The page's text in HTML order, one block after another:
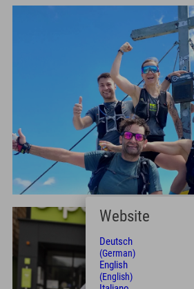
Website
Deutsch
(German)
English
(English)